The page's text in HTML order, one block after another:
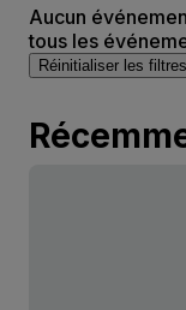
Aucun
tous les
Réinitialiser les filtres